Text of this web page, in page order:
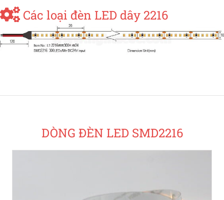
Các loại đèn LED dây 2216
DÒNG ĐÈN LED SMD2216